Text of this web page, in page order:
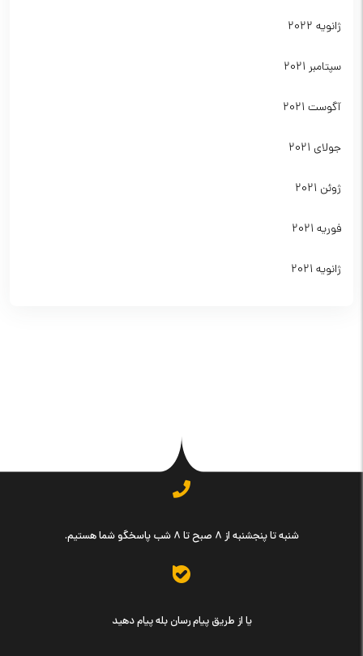
ژانویه 2022
سپتامبر 2021
آگوست 2021
جولای 2021
ژوئن 2021
فوریه 2021
ژانویه 2021
شنبه تا پنجشنبه از ۸ صبح تا ۸ شب پاسخگو شما هستیم.
یا از طریق پیام رسان بله پیام دهید